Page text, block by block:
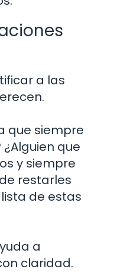
a las
que siempre
que
y siempre
restarles
de estas
a
claridad.